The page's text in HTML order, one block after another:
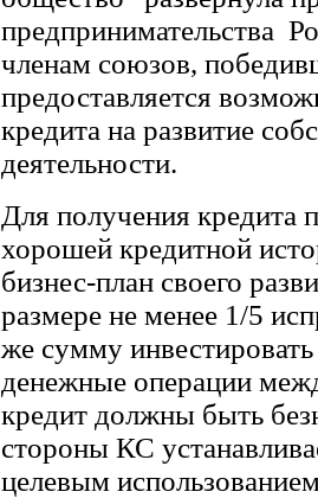
предпринимательства
членам союзов,
предоставляется
кредита на развитие
деятельности.
Для получения кредита
хорошей кредитной
бизнес-план своего
размере не менее 1/5
же сумму инвестировать
денежные операции
кредит должны быть
стороны КС
целевым